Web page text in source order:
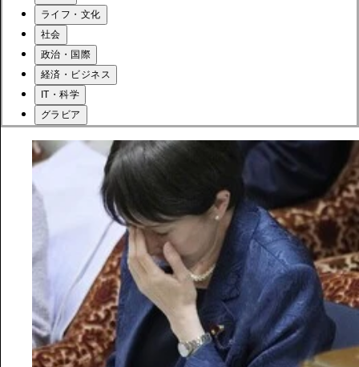
ライフ・文化
社会
政治・国際
経済・ビジネス
IT・科学
グラビア